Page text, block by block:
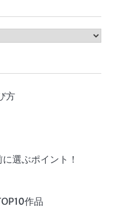
方
選ぶポイント！
作品